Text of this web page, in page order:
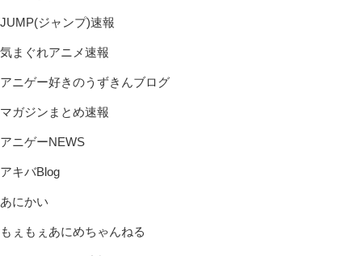
JUMP(ジャンプ)速報
気まぐれアニメ速報
アニゲー好きのうずきんブログ
マガジンまとめ速報
アニゲーNEWS
アキバBlog
あにかい
もぇもぇあにめちゃんねる